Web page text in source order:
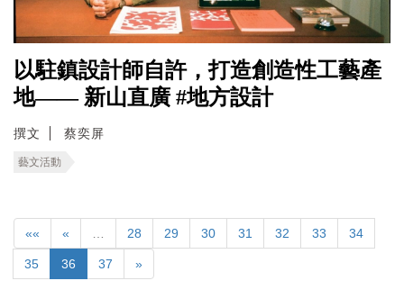
以駐鎮設計師自許，打造創造性工藝產
地—— 新山直廣 #地方設計
撰文 蔡奕屏
藝文活動
«« « 28 29 30 31 32 33 34
35 36 37 »